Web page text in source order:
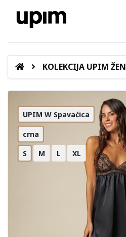
KOLEKCIJA UPIM
UPIM W Spavaćica
crna
S M L XL